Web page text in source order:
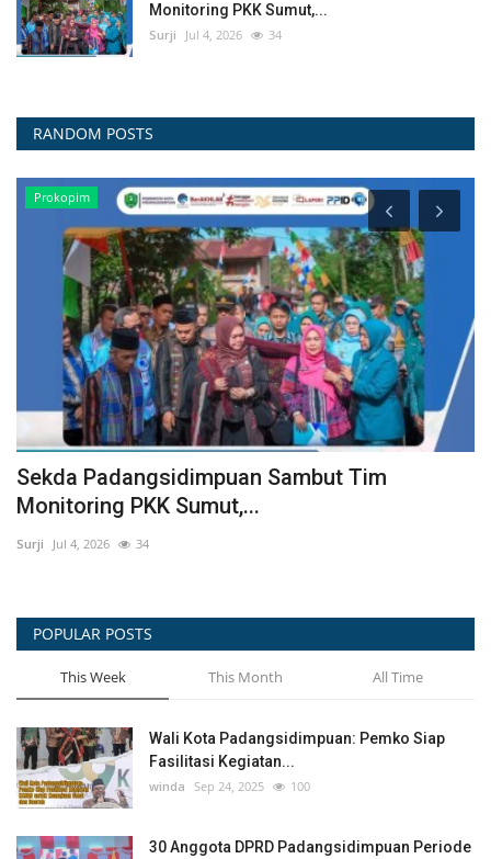
Monitoring PKK Sumut,...
Surji Jul 4, 2026 34
RANDOM POSTS
Prokopim
Sekda Padangsidimpuan Sambut Tim
Monitoring PKK Sumut,...
Surji Jul 4, 2026 34
POPULAR POSTS
This Week This Month All Time
Wali Kota Padangsidimpuan: Pemko Siap
Fasilitasi Kegiatan...
winda Sep 24, 2025 100
30 Anggota DPRD Padangsidimpuan Periode